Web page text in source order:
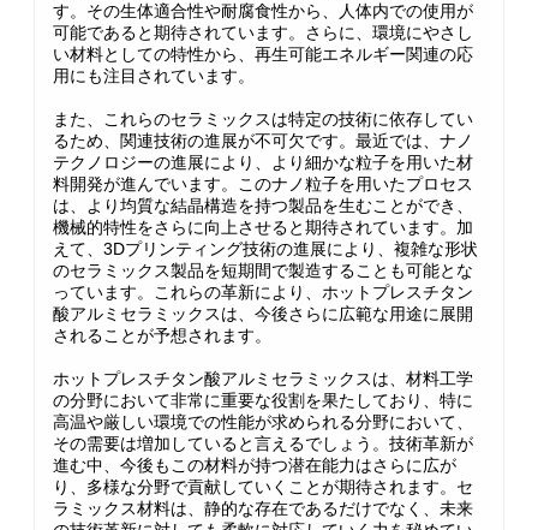
す。その生体適合性や耐腐食性から、人体内での使用が
可能であると期待されています。さらに、環境にやさし
い材料としての特性から、再生可能エネルギー関連の応
用にも注目されています。
また、これらのセラミックスは特定の技術に依存してい
るため、関連技術の進展が不可欠です。最近では、ナノ
テクノロジーの進展により、より細かな粒子を用いた材
料開発が進んでいます。このナノ粒子を用いたプロセス
は、より均質な結晶構造を持つ製品を生むことができ、
機械的特性をさらに向上させると期待されています。加
えて、3Dプリンティング技術の進展により、複雑な形状
のセラミックス製品を短期間で製造することも可能とな
っています。これらの革新により、ホットプレスチタン
酸アルミセラミックスは、今後さらに広範な用途に展開
されることが予想されます。
ホットプレスチタン酸アルミセラミックスは、材料工学
の分野において非常に重要な役割を果たしており、特に
高温や厳しい環境での性能が求められる分野において、
その需要は増加していると言えるでしょう。技術革新が
進む中、今後もこの材料が持つ潜在能力はさらに広が
り、多様な分野で貢献していくことが期待されます。セ
ラミックス材料は、静的な存在であるだけでなく、未来